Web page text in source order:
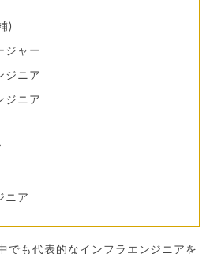
)
ジャー
ジニア
ジニア
ニア
でも代表的なインフラエンジニアを